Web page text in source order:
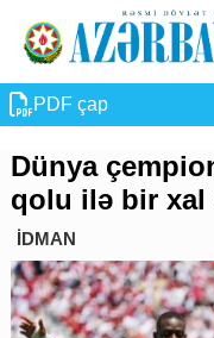
PDF çap
Dünya
qolu ilə bir xal
İDMAN